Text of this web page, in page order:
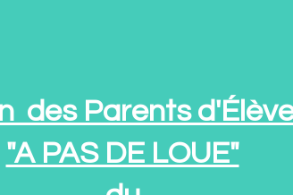
des Parents
"A PAS DE LOUE"